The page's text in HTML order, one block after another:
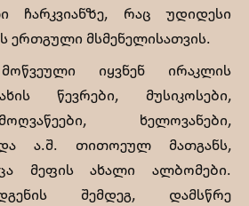
ჩარკვიანზე, რაც უდიდესი
ერთგული მსმენელისათვის.
მოწვეული იყვნენ ირაკლის
წევრები, მუსიკოსები,
ხელოვანები,
ა.შ. თითოეულ მათგანს,
მეფის ახალი ალბომები.
შემდეგ, დამსწრე